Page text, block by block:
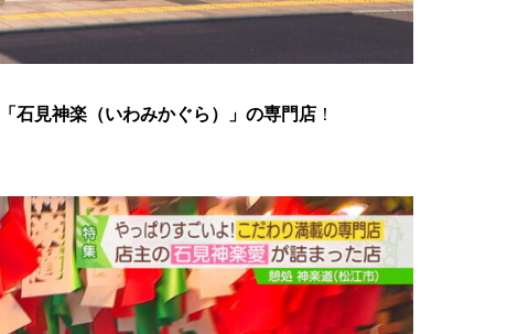
「石見神楽（いわみかぐら）」の専門店 ！